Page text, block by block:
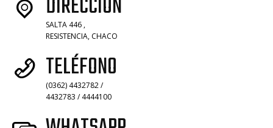
SALTA 446 ,
RESISTENCIA, CHACO
TELÉFONO
(0362) 4432782 /
4432783 / 4444100